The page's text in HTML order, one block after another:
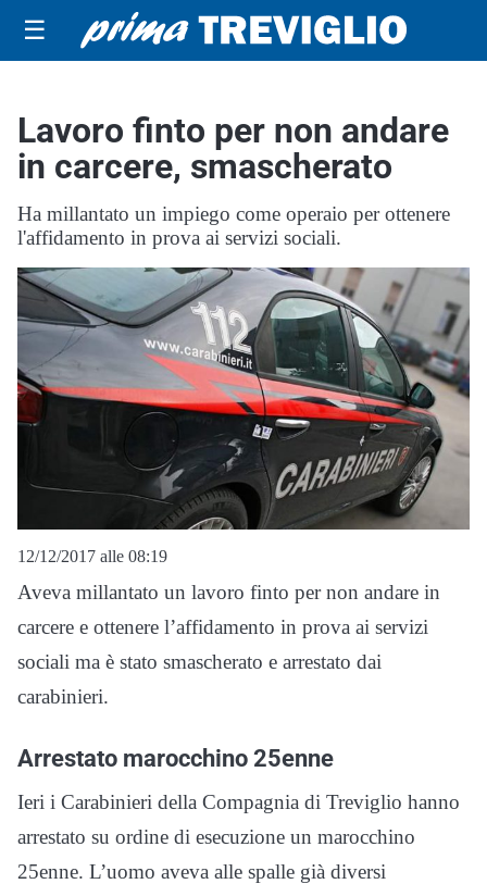
☰
Lavoro finto per non andare
in carcere, smascherato
Ha millantato un impiego come operaio per ottenere
l'affidamento in prova ai servizi sociali.
12/12/2017 alle 08:19
Aveva millantato un lavoro finto per non andare in
carcere e ottenere l’affidamento in prova ai servizi
sociali ma è stato smascherato e arrestato dai
carabinieri.
Arrestato marocchino 25enne
Ieri i Carabinieri della Compagnia di Treviglio hanno
arrestato su ordine di esecuzione un marocchino
25enne. L’uomo aveva alle spalle già diversi